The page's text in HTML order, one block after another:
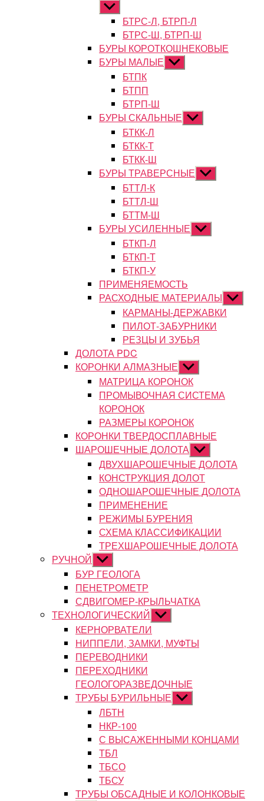
Показывать
подменюБТРС-Л, БТРП-Л
БТРС-Ш, БТРП-Ш
БУРЫ КОРОТКОШНЕКОВЫЕ
БУРЫ МАЛЫЕ Показывать
подменю
БТПК
БТПП
БТРП-Ш
БУРЫ СКАЛЬНЫЕ Показывать
подменю
БТКК-Л
БТКК-Т
БТКК-Ш
БУРЫ ТРАВЕРСНЫЕ Показывать
подменю
БТТЛ-К
БТТЛ-Ш
БТТМ-Ш
БУРЫ УСИЛЕННЫЕ Показывать
подменю
БТКП-Л
БТКП-Т
БТКП-У
ПРИМЕНЯЕМОСТЬ
РАСХОДНЫЕ МАТЕРИАЛЫ
подменю
КАРМАНЫ-ДЕРЖАВКИ
ПИЛОТ-ЗАБУРНИКИ
РЕЗЦЫ И ЗУБЬЯ
ДОЛОТА PDC
КОРОНКИ АЛМАЗНЫЕ Показывать
подменю
МАТРИЦА КОРОНОК
ПРОМЫВОЧНАЯ СИСТЕМА
КОРОНОК
РАЗМЕРЫ КОРОНОК
КОРОНКИ ТВЕРДОСПЛАВНЫЕ
ШАРОШЕЧНЫЕ ДОЛОТА Показывать
подменю
ДВУХШАРОШЕЧНЫЕ ДОЛОТА
КОНСТРУКЦИЯ ДОЛОТ
ОДНОШАРОШЕЧНЫЕ ДОЛОТА
ПРИМЕНЕНИЕ
РЕЖИМЫ БУРЕНИЯ
СХЕМА КЛАССИФИКАЦИИ
ТРЕХШАРОШЕЧНЫЕ ДОЛОТА
РУЧНОЙ Показывать
подменю
БУР ГЕОЛОГА
ПЕНЕТРОМЕТР
СДВИГОМЕР-КРЫЛЬЧАТКА
ТЕХНОЛОГИЧЕСКИЙ Показывать
подменю
КЕРНОРВАТЕЛИ
НИППЕЛИ, ЗАМКИ, МУФТЫ
ПЕРЕВОДНИКИ
ПЕРЕХОДНИКИ
ГЕОЛОГОРАЗВЕДОЧНЫЕ
ТРУБЫ БУРИЛЬНЫЕ Показывать
подменю
ЛБТН
НКР-100
С ВЫСАЖЕННЫМИ КОНЦАМИ
ТБЛ
ТБСО
ТБСУ
ТРУБЫ ОБСАДНЫЕ И КОЛОНКОВЫЕ